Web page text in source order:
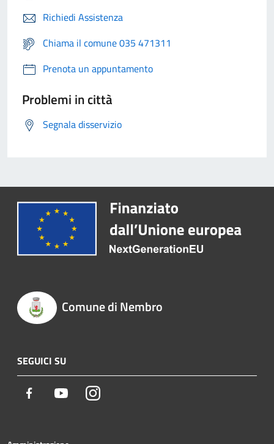
Richiedi Assistenza
Chiama il comune 035 471311
Prenota un appuntamento
Problemi in città
Segnala disservizio
Comune di Nembro
SEGUICI SU
Facebook YoutubeInstagram